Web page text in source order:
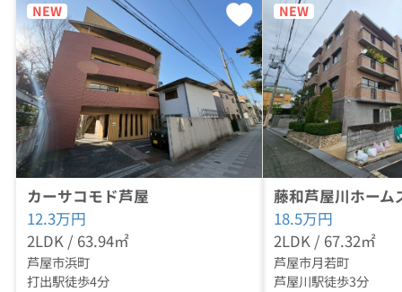
NEW
カーサコモド芦屋
12.3万円
2LDK / 63.94㎡
芦屋市浜町
打出駅徒歩4分
NEW
藤和芦屋川ホーム
18.5万円
2LDK / 67.32㎡
芦屋市月若町
芦屋川駅徒歩3分